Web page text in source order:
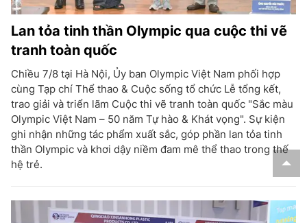
Lan tỏa tinh thần Olympic qua cuộc thi vẽ
tranh toàn quốc
Chiều 7/8 tại Hà Nội, Ủy ban Olympic Việt Nam phối hợp
cùng Tạp chí Thể thao & Cuộc sống tổ chức Lễ tổng kết,
trao giải và triển lãm Cuộc thi vẽ tranh toàn quốc "Sắc màu
Olympic Việt Nam – 50 năm Tự hào & Khát vọng". Sự kiện
ghi nhận những tác phẩm xuất sắc, góp phần lan tỏa tinh
thần Olympic và khơi dậy niềm đam mê thể thao trong thế
hệ trẻ.